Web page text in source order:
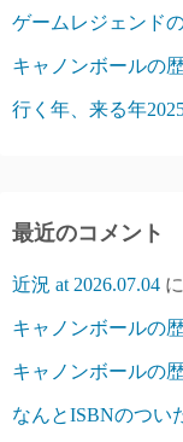
ゲームレジェンド
キャノンボールの
行く年、来る年
最近のコメント
近況 at 2026.07.04 に
キャノンボールの
キャノンボールの
なんとISBNのつい